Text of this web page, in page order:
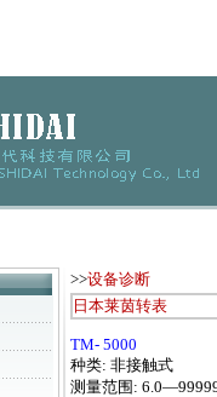
>>设备诊断
日本莱茵转表
TM- 5000
种类: 非接触式
测量范围: